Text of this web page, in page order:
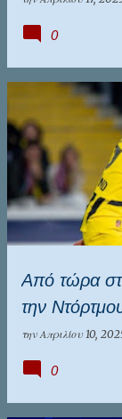
0
Από τώρα
την
την Απριλίου 10,
0